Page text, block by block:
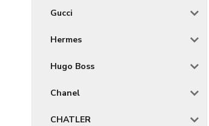
Gucci
Hermes
Hugo Boss
Chanel
CHATLER